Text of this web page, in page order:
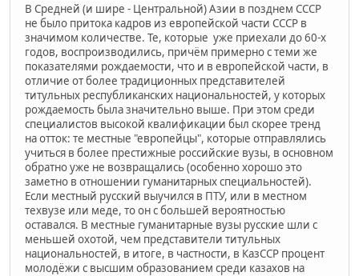
В Средней (и шире - Центральной) Азии в позднем СССР
не было притока кадров из европейской части СССР в
значимом количестве. Те, которые уже приехали до 60-х
годов, воспроизводились, причём примерно с теми же
показателями рождаемости, что и в европейской части, в
отличие от более традиционных представителей
титульных республиканских национальностей, у которых
рождаемость была значительно выше. При этом среди
специалистов высокой квалификации был скорее тренд
на отток: те местные "европейцы", которые отправлялись
учиться в более престижные российские вузы, в основном
обратно уже не возвращались (особенно хорошо это
заметно в отношении гуманитарных специальностей).
Если местный русский выучился в ПТУ, или в местном
техвузе или меде, то он с большей вероятностью
оставался. В местные гуманитарные вузы русские шли с
меньшей охотой, чем представители титульных
национальностей, в итоге, в частности, в КазССР процент
молодёжи с высшим образованием среди казахов на